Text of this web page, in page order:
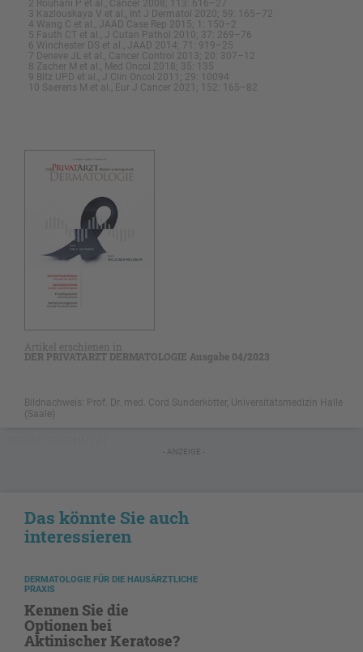
2 Rouhani P et al., Cancer 2008; 113: 616–27
3 Kazlouskaya V et al., Int J Dermatol 2020; 59: 165–72
4 Wang C et al., JAAD Case Rep 2015; 1: 150–2
5 Fauth CT et al., J Cutan Pathol 2010; 37: 269–76
6 Winchester DS et al., JAAD 2014; 71: 919–25
7 Deneve JL et al., Cancer Control 2013; 20: 307–12
8 Zacher M et al., Med Oncol 2018; 35: 135
9 Bitz UPD et al., J Clin Oncol 2011; 29: 10094
10 Saerens M et al., Eur J Cancer 2021; 152: 165–82
Artikel erschienen in
DER PRIVATARZT DERMATOLOGIE Ausgabe 04/2023
Bildnachweis: Prof. Dr. med. Cord Sunderkötter, Universitätsmedizin Halle
(Saale)
- ANZEIGE -
Das könnte Sie auch
interessieren
DERMATOLOGIE FÜR DIE HAUSÄRZTLICHE
PRAXIS
Kennen Sie die
Optionen bei
Aktinischer Keratose?